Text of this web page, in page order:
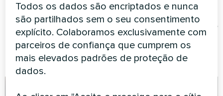
Graças a estes seis níveis de proteção, os
desumidificadores MSHA(C) têm risco mínimo de
formação de bolor com a manutenção
adequada.
Todos os dados são encriptados e nunca
são partilhados sem o seu consentimento
explícito. Colaboramos exclusivamente com
parceiros de confiança que cumprem os
mais elevados padrões de proteção de
dados.